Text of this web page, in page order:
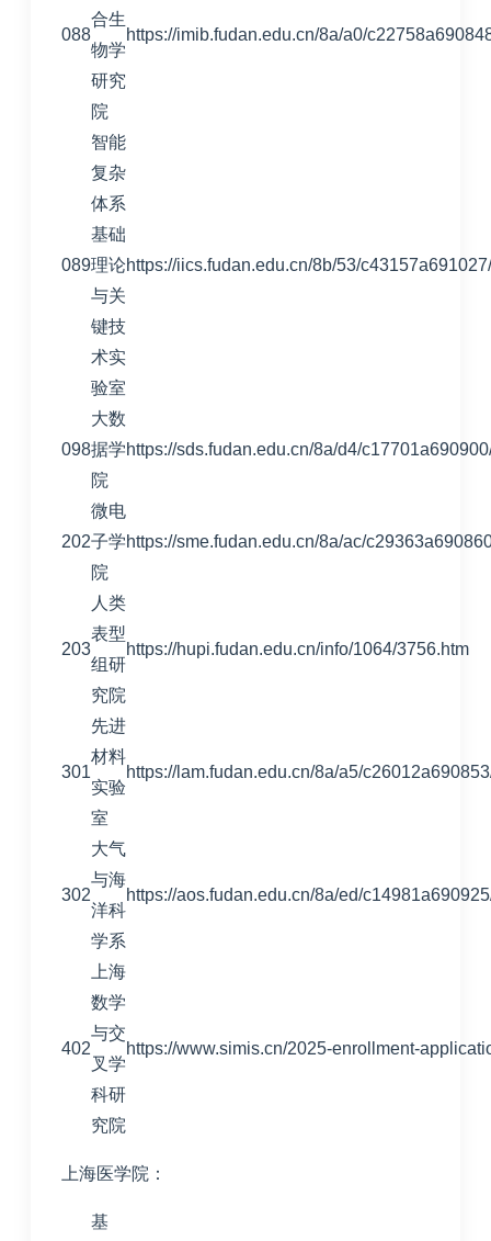
088
合生
物学
研究
院
https://imib.fudan.edu.cn/8a/a0/
089
智能
复杂
体系
基础
理论
与关
键技
术实
验室
https://iics.fudan.edu.cn/8b/53/
098
大数
据学
院
https://sds.fudan.edu.cn/8a/d4/
202
微电
子学
院
https://sme.fudan.edu.cn/8a/ac/
203
人类
表型
组研
究院
https://hupi.fudan.edu.cn/info/1064/3756.htm
301
先进
材料
实验
室
https://lam.fudan.edu.cn/8a/a5/
302
大气
与海
洋科
学系
https://aos.fudan.edu.cn/8a/ed/
402
上海
数学
与交
叉学
科研
究院
https://www.simis.cn/2025-enrollment-
上海医学院：
基